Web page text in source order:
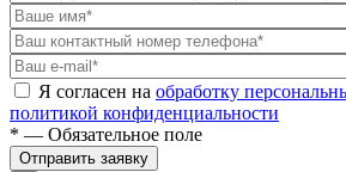
Я согласен на обработку
политикой конфиденциальности
* — Обязательное поле
Отправить заявку